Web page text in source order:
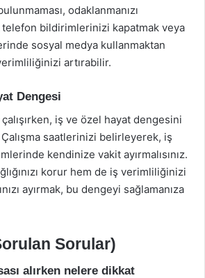
odaklanmanızı
telefon bildirimlerinizi kapatmak veya
sosyal medya kullanmaktan
artırabilir.
Dengesi
iş ve özel hayat dengesini
saatlerinizi belirleyerek, iş
kendinize vakit ayırmalısınız.
korur hem de iş verimliliğinizi
ayırmak, bu dengeyi sağlamanıza
Sorular)
alırken nelere dikkat